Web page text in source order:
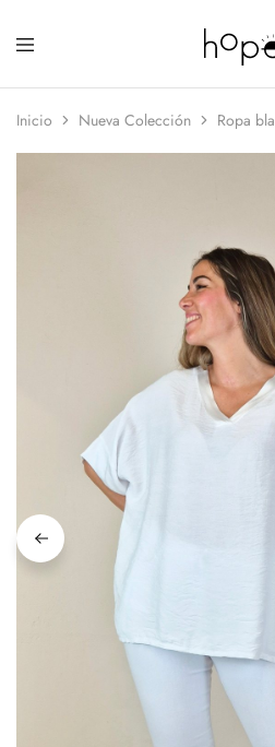
Inicio Nueva Colección Ropa